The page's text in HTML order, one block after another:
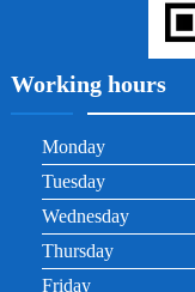
Working hours
Monday
Tuesday
Wednesday
Thursday
Friday